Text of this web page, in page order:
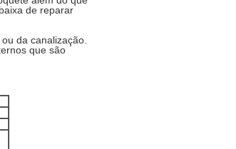
de reparar
da canalização.
que são